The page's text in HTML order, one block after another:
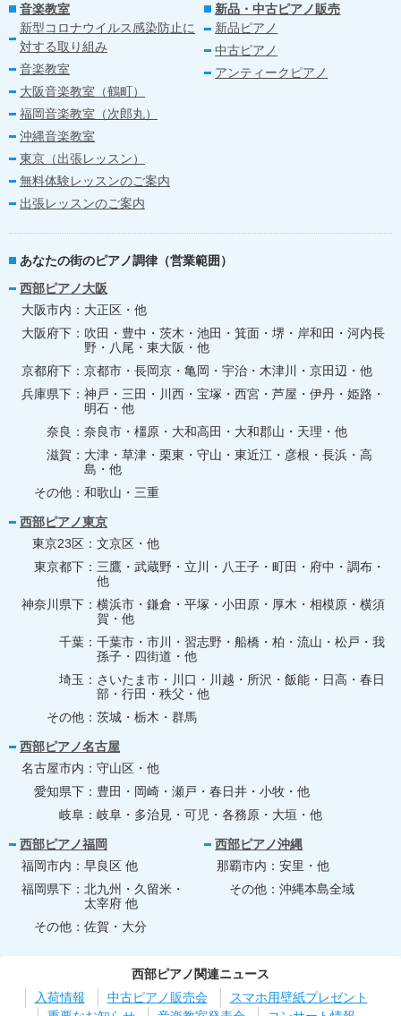
音楽教室
新型コロナウイルス感染防止に
対する取り組み
音楽教室
大阪音楽教室（鶴町）
福岡音楽教室（次郎丸）
沖縄音楽教室
東京（出張レッスン）
無料体験レッスンのご案内
出張レッスンのご案内
新品・中古ピアノ販売
新品ピアノ
中古ピアノ
アンティークピアノ
あなたの街のピアノ調律（営業範囲）
西部ピアノ大阪
大阪市内
大正区・他
大阪府下
吹田・豊中・茨木・池田・箕面・堺・岸和田・河内長
野・八尾・東大阪・他
京都府下
京都市・長岡京・亀岡・宇治・木津川・京田辺・他
兵庫県下
神戸・三田・川西・宝塚・西宮・芦屋・伊丹・姫路・
明石・他
奈良
奈良市・橿原・大和高田・大和郡山・天理・他
滋賀
大津・草津・栗東・守山・東近江・彦根・長浜・高
島・他
その他
和歌山・三重
西部ピアノ東京
東京23区
文京区・他
東京都下
三鷹・武蔵野・立川・八王子・町田・府中・調布・
他
神奈川県下
横浜市・鎌倉・平塚・小田原・厚木・相模原・横須
賀・他
千葉
千葉市・市川・習志野・船橋・柏・流山・松戸・我
孫子・四街道・他
埼玉
さいたま市・川口・川越・所沢・飯能・日高・春日
部・行田・秩父・他
その他
茨城・栃木・群馬
西部ピアノ名古屋
名古屋市内
守山区・他
愛知県下
豊田・岡崎・瀬戸・春日井・小牧・他
岐阜
岐阜・多治見・可児・各務原・大垣・他
西部ピアノ福岡
福岡市内
早良区 他
福岡県下
北九州・久留米・
太宰府 他
その他
佐賀・大分
西部ピアノ沖縄
那覇市内
安里・他
その他
沖縄本島全域
西部ピアノ関連ニュース
入荷情報
中古ピアノ販売会
スマホ用壁紙プレゼント